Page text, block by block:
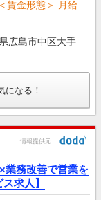
賃金形態＞ 月給
広島市中区大手
になる！
情報提供元
業務改善で営業を
求人】